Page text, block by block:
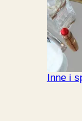
Inne i